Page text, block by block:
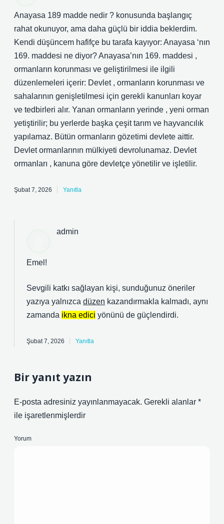
Anayasa 189 madde nedir ? konusunda başlangıç
rahat okunuyor, ama daha güçlü bir iddia beklerdim.
Kendi düşüncem hafifçe bu tarafa kayıyor: Anayasa ‘nın
169. maddesi ne diyor? Anayasa’nın 169. maddesi ,
ormanların korunması ve geliştirilmesi ile ilgili
düzenlemeleri içerir: Devlet , ormanların korunması ve
sahalarının genişletilmesi için gerekli kanunları koyar
ve tedbirleri alır. Yanan ormanların yerinde , yeni orman
yetiştirilir; bu yerlerde başka çeşit tarım ve hayvancılık
yapılamaz. Bütün ormanların gözetimi devlete aittir.
Devlet ormanlarının mülkiyeti devrolunamaz. Devlet
ormanları , kanuna göre devletçe yönetilir ve işletilir.
Şubat 7, 2026 Yanıtla
admin
Emel!
Sevgili katkı sağlayan kişi, sunduğunuz öneriler
yazıya yalnızca düzen kazandırmakla kalmadı, aynı
zamanda ikna edici yönünü de güçlendirdi.
Şubat 7, 2026 Yanıtla
Bir yanıt yazın
E-posta adresiniz yayınlanmayacak. Gerekli alanlar *
ile işaretlenmişlerdir
Yorum